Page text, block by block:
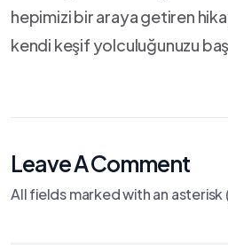
hepimizi bir araya getiren
kendi ‌keşif yolculuğunuzu
Leave A Comment
All fields marked with an asterisk